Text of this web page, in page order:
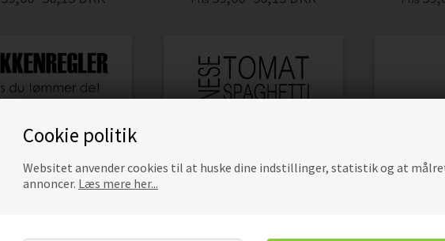
Cookie politik
Websitet anvender cookies til at huske dine indstillinger, statistik og at
annoncer. Læs mere her...